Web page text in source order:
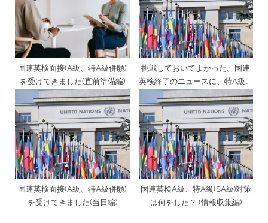
国連英検面接(A級、特A級併願)
を受けてきました(直前準備編)
挑戦しておいてよかった。国連
英検終了のニュースに、特A級ホ
ルダーの私が今伝えたいこと。
国連英検面接(A級、特A級併願)
を受けてきました(当日編)
国連英検A級、特A級(SA級)対策
は何をした？ (情報収集編)